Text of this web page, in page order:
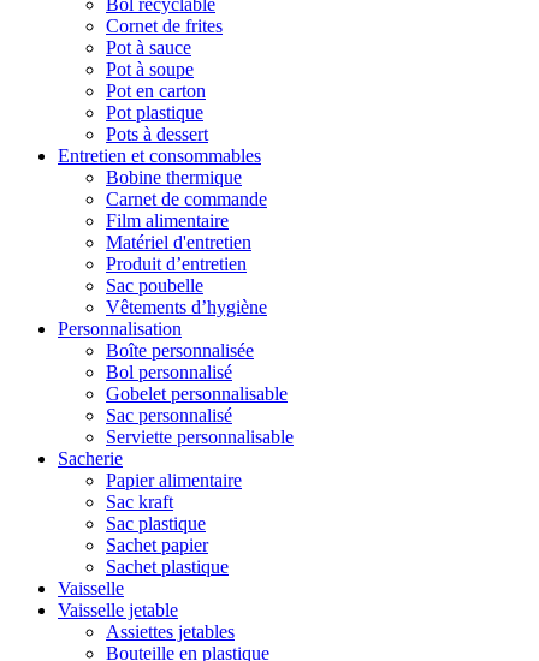
Bol recyclable
Cornet de frites
Pot à sauce
Pot à soupe
Pot en carton
Pot plastique
Pots à dessert
Entretien et consommables
Bobine thermique
Carnet de commande
Film alimentaire
Matériel d'entretien
Produit d’entretien
Sac poubelle
Vêtements d’hygiène
Personnalisation
Boîte personnalisée
Bol personnalisé
Gobelet personnalisable
Sac personnalisé
Serviette personnalisable
Sacherie
Papier alimentaire
Sac kraft
Sac plastique
Sachet papier
Sachet plastique
Vaisselle
Vaisselle jetable
Assiettes jetables
Bouteille en plastique